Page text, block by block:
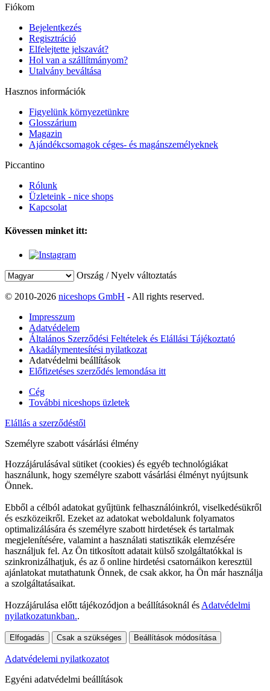
Fiókom
Bejelentkezés
Regisztráció
Elfelejtette jelszavát?
Hol van a szállítmányom?
Utalvány beváltása
Hasznos információk
Figyelünk környezetünkre
Glosszárium
Magazin
Ajándékcsomagok céges- és magánszemélyeknek
Piccantino
Rólunk
Üzleteink - nice shops
Kapcsolat
Kövessen minket itt:
Ország / Nyelv változtatás
© 2010-2026 niceshops GmbH - All rights reserved.
Impresszum
Adatvédelem
Általános Szerződési Feltételek és Elállási Tájékoztató
Akadálymentesítési nyilatkozat
Adatvédelmi beállítások
Előfizetéses szerződés lemondása itt
Cég
További niceshops üzletek
Elállás a szerződéstől
Személyre szabott vásárlási élmény
Hozzájárulásával sütiket (cookies) és egyéb technológiákat
használunk, hogy személyre szabott vásárlási élményt nyújtsunk
Önnek.
Ebből a célból adatokat gyűjtünk felhasználóinkról, viselkedésükről
és eszközeikről. Ezeket az adatokat weboldalunk folyamatos
optimalizálására és személyre szabott hirdetések és tartalmak
megjelenítésére, valamint a használati statisztikák elemzésére
használjuk fel. Az Ön titkosított adatait külső szolgáltatókkal is
szinkronizálhatjuk, és az ő online hirdetési csatornáikon keresztül
ajánlatokat mutathatunk Önnek, de csak akkor, ha Ön már használja
a szolgáltatásaikat.
Hozzájárulása előtt tájékozódjon a beállításoknál és Adatvédelmi
nyilatkozatunkban..
Elfogadás Csak a szükséges Beállítások módosítása
Adatvédelemi nyilatkozatot
Egyéni adatvédelmi beállítások